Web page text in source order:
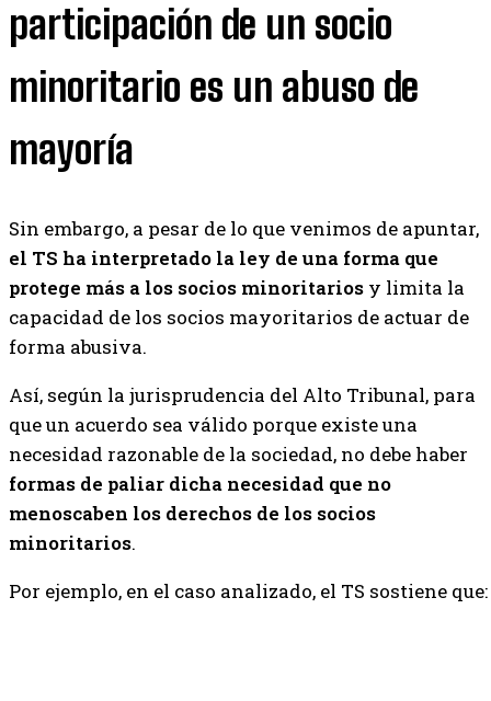
participación de un socio
minoritario es un abuso de
mayoría
Sin embargo, a pesar de lo que venimos de apuntar,
el TS ha interpretado la ley de una forma que
protege más a los socios minoritarios y limita la
capacidad de los socios mayoritarios de actuar de
forma abusiva.
Así, según la jurisprudencia del Alto Tribunal, para
que un acuerdo sea válido porque existe una
necesidad razonable de la sociedad, no debe haber
formas de paliar dicha necesidad que no
menoscaben los derechos de los socios
minoritarios.
Por ejemplo, en el caso analizado, el TS sostiene que: